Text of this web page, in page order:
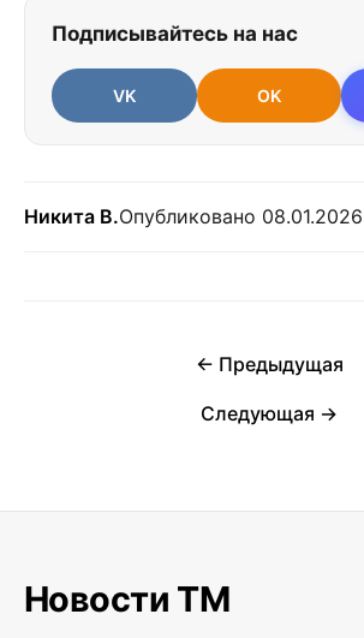
Подписывайтесь на нас
VK OK
Никита В.Опубликовано 08.01.2026
← Предыдущая
Следующая →
Новости ТМ